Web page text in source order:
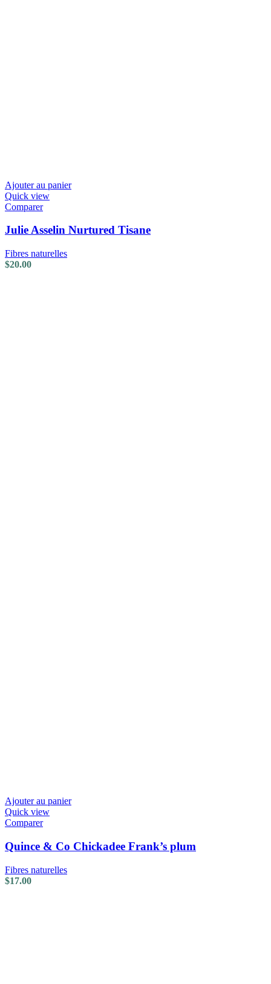
Ajouter au panier
Quick view
Comparer
Julie Asselin Nurtured Tisane
Fibres naturelles
$20.00
Ajouter au panier
Quick view
Comparer
Quince & Co Chickadee Frank’s plum
Fibres naturelles
$17.00